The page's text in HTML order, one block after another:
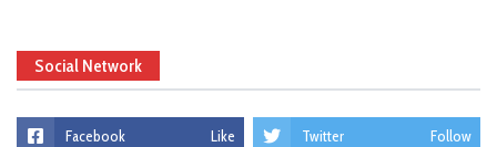
Social Network
Facebook Like Twitter Follow